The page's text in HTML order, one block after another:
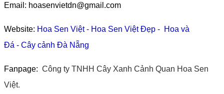
Email: hoasenvietdn@gmail.com
Website: Hoa Sen Việt- Hoa Sen Việt Đẹp - Hoa và
Đá - Cây cảnh Đà Nẵng
Fanpage: Công ty TNHH Cây Xanh Cảnh Quan Hoa Sen
Việt.